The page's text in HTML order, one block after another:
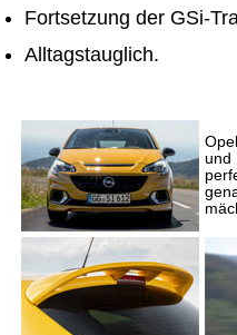
Fortsetzung der GSi-
Alltagstauglich.
und